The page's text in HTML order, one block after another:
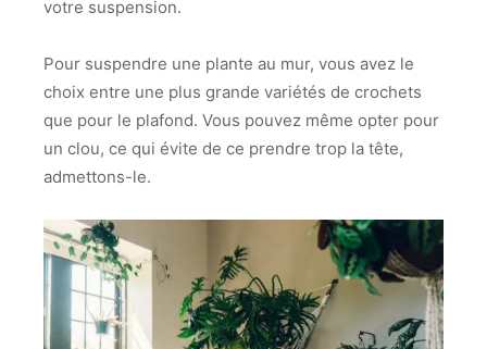
votre suspension.
Pour suspendre une plante au mur, vous avez le
choix entre une plus grande variétés de crochets
que pour le plafond. Vous pouvez même opter pour
un clou, ce qui évite de ce prendre trop la tête,
admettons-le.